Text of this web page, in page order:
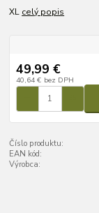
XL celý popis
49,99 €
40,64 € bez DPH
Číslo produktu:
EAN kód:
Výrobca: